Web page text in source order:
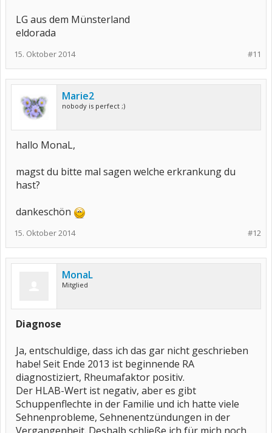
LG aus dem Münsterland
eldorada
#11
15. Oktober 2014
Marie2
nobody is perfect ;)
hallo MonaL,
magst du bitte mal sagen welche erkrankung du
hast?
dankeschön
#12
15. Oktober 2014
MonaL
Mitglied
Diagnose
Ja, entschuldige, dass ich das gar nicht geschrieben
habe! Seit Ende 2013 ist beginnende RA
diagnostiziert, Rheumafaktor positiv.
Der HLAB-Wert ist negativ, aber es gibt
Schuppenflechte in der Familie und ich hatte viele
Sehnenprobleme, Sehnenentzündungen in der